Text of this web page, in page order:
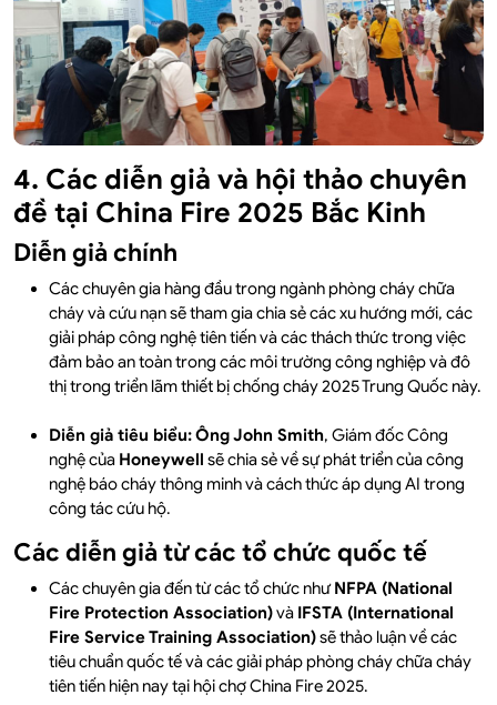
4. Các diễn giả và hội thảo chuyên
đề tại China Fire 2025 Bắc Kinh
Diễn giả chính
Các chuyên gia hàng đầu trong ngành phòng cháy chữa
cháy và cứu nạn sẽ tham gia chia sẻ các xu hướng mới, các
giải pháp công nghệ tiên tiến và các thách thức trong việc
đảm bảo an toàn trong các môi trường công nghiệp và đô
thị trong triển lãm thiết bị chống cháy 2025 Trung Quốc này.
Diễn giả tiêu biểu:Ông John Smith, Giám đốc Công
nghệ của Honeywell sẽ chia sẻ về sự phát triển của công
nghệ báo cháy thông minh và cách thức áp dụng AI trong
công tác cứu hộ.
Các diễn giả từ các tổ chức quốc tế
Các chuyên gia đến từ các tổ chức nhưNFPA (National
Fire Protection Association)và IFSTA (International
Fire Service Training Association)sẽ thảo luận về các
tiêu chuẩn quốc tế và các giải pháp phòng cháy chữa cháy
tiên tiến hiện nay tại hội chợ China Fire 2025.